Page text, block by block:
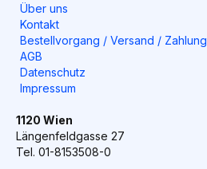
Über uns
Kontakt
Bestellvorgang / Versand / Zahlung
AGB
Datenschutz
Impressum
1120 Wien
Längenfeldgasse 27
Tel. 01-8153508-0